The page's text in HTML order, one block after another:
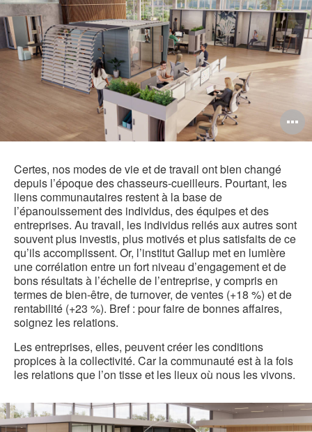
Certes, nos modes de vie et de travail ont bien changé
depuis l’époque des chasseurs-cueilleurs. Pourtant, les
liens communautaires restent à la base de
l’épanouissement des individus, des équipes et des
entreprises. Au travail, les individus reliés aux autres sont
souvent plus investis, plus motivés et plus satisfaits de ce
qu’ils accomplissent. Or, l’institut Gallup met en lumière
une corrélation entre un fort niveau d’engagement et de
bons résultats à l’échelle de l’entreprise, y compris en
termes de bien-être, de turnover, de ventes (+18 %) et de
rentabilité (+23 %). Bref : pour faire de bonnes affaires,
soignez les relations.
Les entreprises, elles, peuvent créer les conditions
propices à la collectivité. Car la communauté est à la fois
les relations que l’on tisse et les lieux où nous les vivons.